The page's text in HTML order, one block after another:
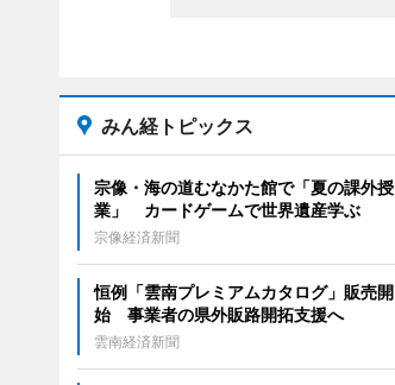
みん経トピックス
宗像・海の道むなかた館で「夏の課外授
業」 カードゲームで世界遺産学ぶ
宗像経済新聞
恒例「雲南プレミアムカタログ」販売開
始 事業者の県外販路開拓支援へ
雲南経済新聞